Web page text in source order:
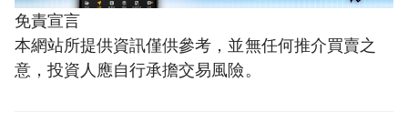
免責宣言
本網站所提供資訊僅供參考，並無任何推介買賣之
意，投資人應自行承擔交易風險。